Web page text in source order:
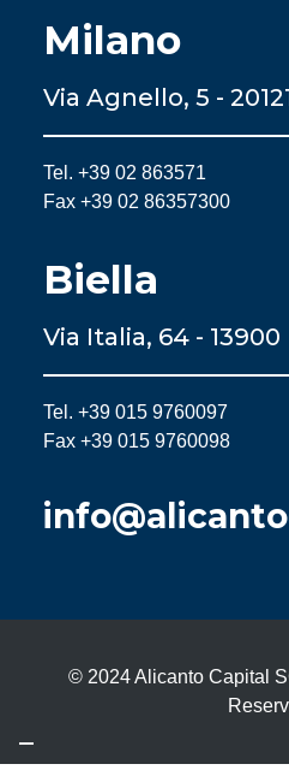
Milano
Via Agnello, 5 -
Tel. +39 02 863571
Fax +39 02 86357300
Biella
Via Italia, 64 - 13900
Tel. +39 015 9760097
Fax +39 015 9760098
© 2024 Alicanto Capital